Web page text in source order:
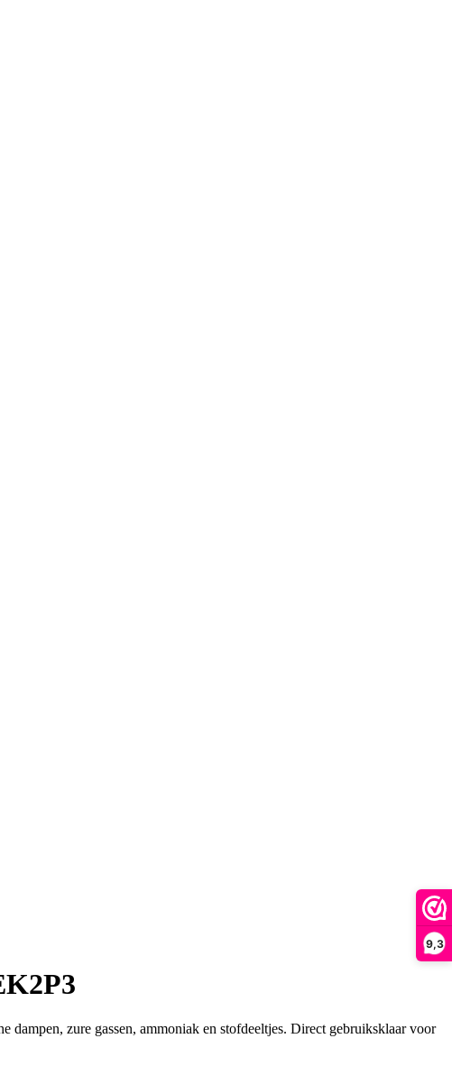
9,3
zure gassen, ammoniak en stofdeeltjes. Direct gebruiksklaar voor